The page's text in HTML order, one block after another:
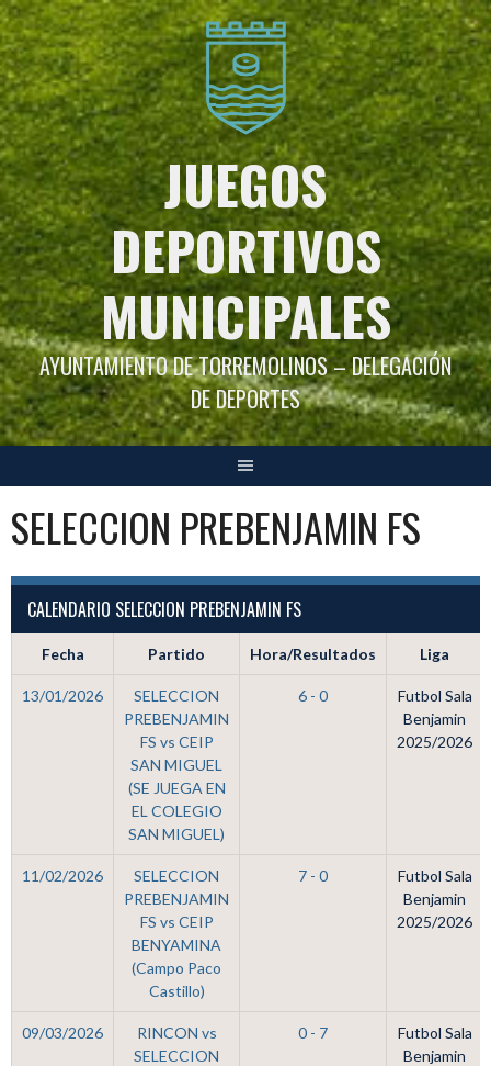
Saltar
al
contenido
JUEGOS
DEPORTIVOS
MUNICIPALES
AYUNTAMIENTO DE TORREMOLINOS – DELEGACIÓN
DE DEPORTES
SELECCION PREBENJAMIN FS
CALENDARIO SELECCION PREBENJAMIN FS
Fecha Partido Hora/Resultados Liga
13/01/2026
SELECCION
PREBENJAMIN
FS vs CEIP
SAN MIGUEL
(SE JUEGA EN
EL COLEGIO
SAN MIGUEL)
6 - 0
Futbol Sala
Benjamin
2025/2026
11/02/2026
SELECCION
PREBENJAMIN
FS vs CEIP
BENYAMINA
(Campo Paco
Castillo)
7 - 0
Futbol Sala
Benjamin
2025/2026
09/03/2026
RINCON vs
SELECCION
0 - 7
Futbol Sala
Benjamin